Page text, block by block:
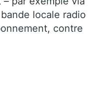
locale radio
contre